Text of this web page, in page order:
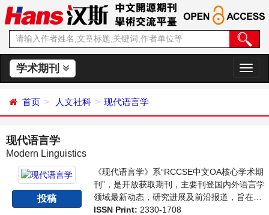
学术期刊
切
换
首页 人文社科 现代语言学
现代语言学
Modern Linguistics
投稿
《现代语言学》系“RCCSE中文OA核心学术期
刊”，是开放获取期刊，主要刊登国内外语言学
领域最新动态，研究进展及前沿报道，旨在给
世界范围内的科学家、学者、科研人员提供一
ISSN Print: 2330-1708